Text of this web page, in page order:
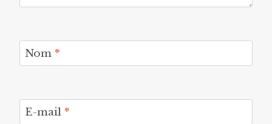
Nom *
E-mail *